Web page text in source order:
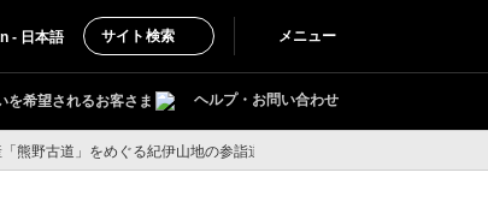
- 日本語 サイト検索 メニュー
を希望されるお客さま ヘルプ・お問い合わせ
熊野古道」をめぐる紀伊山地の参詣道散策 3日間